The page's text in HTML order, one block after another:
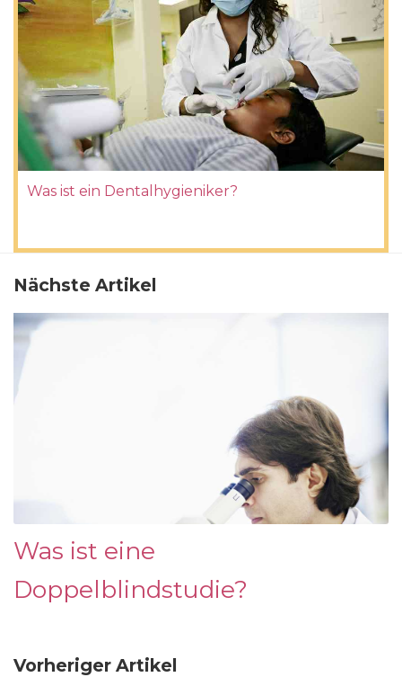
Was ist ein Dentalhygieniker?
Nächste Artikel
Was ist eine
Doppelblindstudie?
Vorheriger Artikel